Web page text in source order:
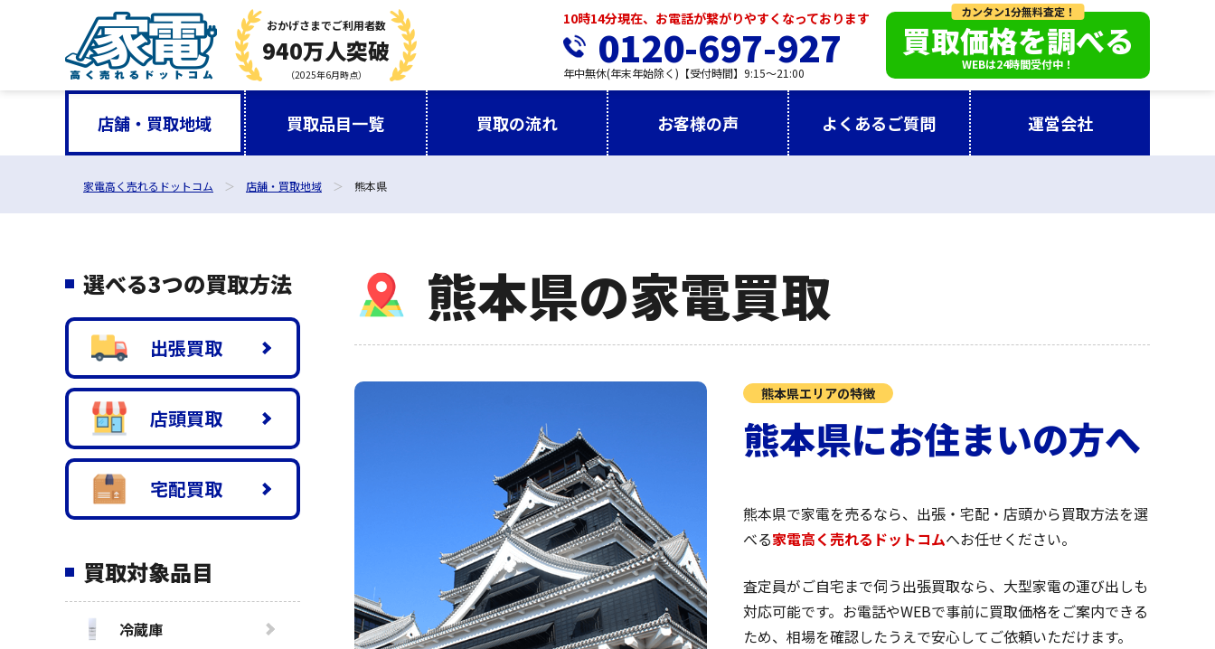
おかげさまでご利用者数
940万人突破
（2025年6月時点）
10時14分現在、お電話が繋がりやすくなっております
0120-697-927
年中無休(年末年始除く)【受付時間】9:15～21:00
カンタン1分無料査定！
買取価格を調べる
WEBは24時間受付中！
店舗・買取地域 買取品目一覧 買取の流れ お客様の声 よくあるご質問 運営会社
家電高く売れるドットコム 店舗・買取地域 熊本県
熊本県の家電買取
熊本県エリアの特徴
熊本県にお住まいの方へ
熊本県で家電を売るなら、出張・宅配・店頭から買取方法を選
べる家電高く売れるドットコムへお任せください。
査定員がご自宅まで伺う出張買取なら、大型家電の運び出しも
対応可能です。お電話やWEBで事前に買取価格をご案内できる
ため、相場を確認したうえで安心してご依頼いただけます。
選べる3つの買取方法
出張買取
店頭買取
宅配買取
買取対象品目
冷蔵庫